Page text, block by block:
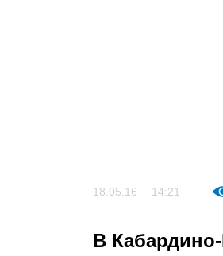
18.05.16 14:21
В